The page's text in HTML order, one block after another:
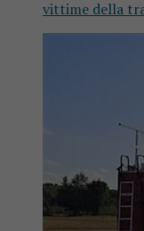
vittime della